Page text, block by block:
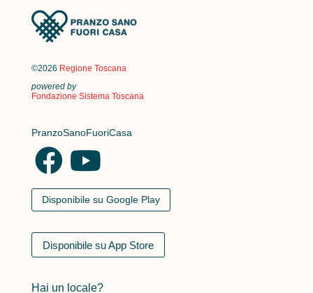
©2026 Regione Toscana
powered by
Fondazione Sistema Toscana
PranzoSanoFuoriCasa
Disponibile su Google Play
Disponibile su App Store
Hai un locale?